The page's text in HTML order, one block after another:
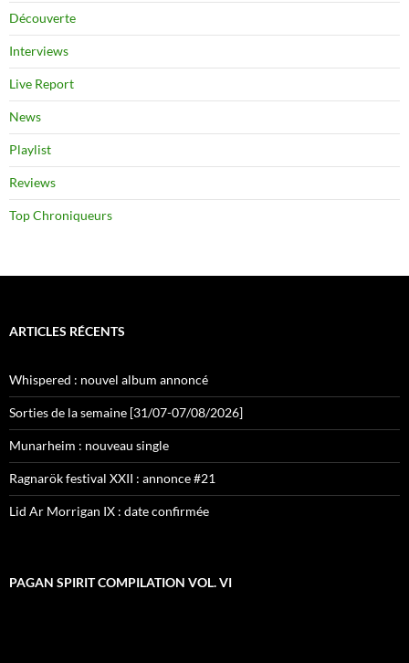
Découverte
Interviews
Live Report
News
Playlist
Reviews
Top Chroniqueurs
ARTICLES RÉCENTS
Whispered : nouvel album annoncé
Sorties de la semaine [31/07-07/08/2026]
Munarheim : nouveau single
Ragnarök festival XXII : annonce #21
Lid Ar Morrigan IX : date confirmée
PAGAN SPIRIT COMPILATION VOL. VI